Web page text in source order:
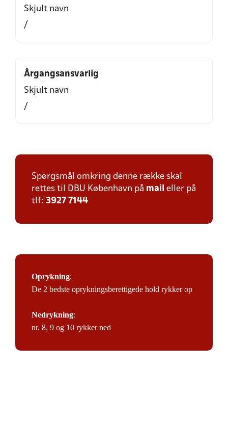
Skjult navn
/
Årgangsansvarlig
Skjult navn
/
Spørgsmål omkring denne række skal
rettes til DBU København på mail eller på
tlf: 3927 7144
Oprykning:
De 2 bedste oprykningsberettigede hold rykker op
Nedrykning:
nr. 8, 9 og 10 rykker ned